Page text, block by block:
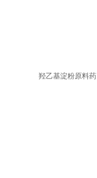
羟乙基淀粉原料药